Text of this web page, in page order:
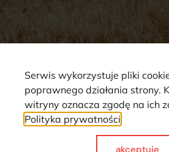
Strona wykorzystuje pliki cookie.
Serwis wykorzystuje pliki
poprawnego działania strony.
witryny oznacza zgodę na ich
Polityka prywatności
akceptuje